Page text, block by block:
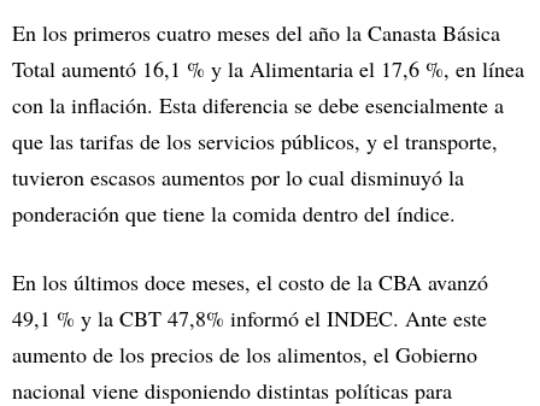
En los primeros cuatro meses del año la Canasta Básica
Total aumentó 16,1 % y la Alimentaria el 17,6 %, en línea
con la inflación. Esta diferencia se debe esencialmente a
que las tarifas de los servicios públicos, y el transporte,
tuvieron escasos aumentos por lo cual disminuyó la
ponderación que tiene la comida dentro del índice.
En los últimos doce meses, el costo de la CBA avanzó
49,1 % y la CBT 47,8% informó el INDEC. Ante este
aumento de los precios de los alimentos, el Gobierno
nacional viene disponiendo distintas políticas para